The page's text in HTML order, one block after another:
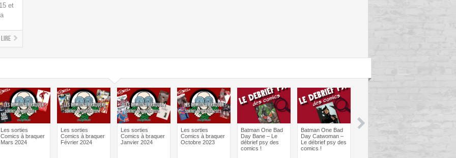
et
Lire
Les sorties
Comics à braquer
Mars 2024
Les sorties
Comics à braquer
Février 2024
Les sorties
Comics à braquer
Janvier 2024
Les sorties
Comics à braquer
Octobre 2023
Batman One Bad
Day Bane – Le
débrief psy des
comics !
Batman One Bad
Day Catwoman –
Le débrief psy des
comics !